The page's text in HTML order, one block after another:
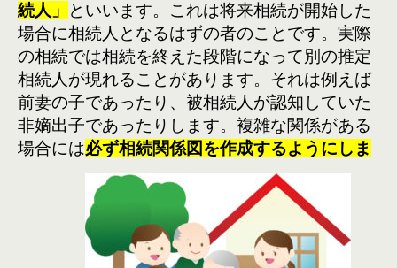
続人」
といいます。これは将来相続が開始した
場合に相続人となるはずの者のことです。実際
の相続では相続を終えた段階になって別の推定
相続人が現れることがあります。それは例えば
前妻の子であったり、被相続人が認知していた
非嫡出子であったりします。複雑な関係がある
場合には必ず相続関係図を作成するようにしま